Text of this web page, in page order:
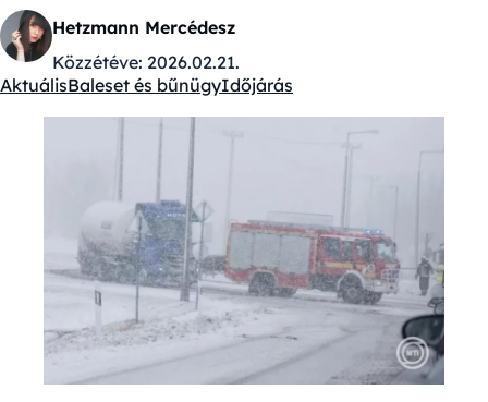
Hetzmann Mercédesz
Közzétéve: 2026.02.21.
Kategóriák:
AktuálisBaleset és bűnügyIdőjárás